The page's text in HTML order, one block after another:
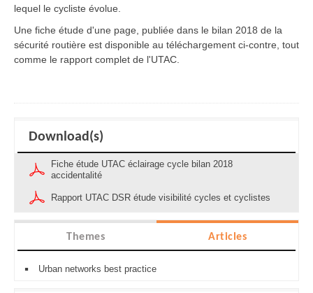
lequel le cycliste évolue.
Une fiche étude d'une page, publiée dans le bilan 2018 de la
sécurité routière est disponible au téléchargement ci-contre, tout
comme le rapport complet de l'UTAC.
Download(s)
Fiche étude UTAC éclairage cycle bilan 2018
accidentalité
Rapport UTAC DSR étude visibilité cycles et cyclistes
Themes Articles
Urban networks best practice